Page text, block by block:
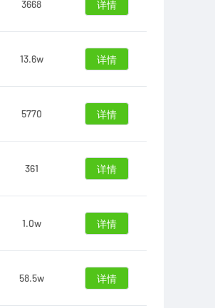
3668 详情
13.6w 详情
5770 详情
361 详情
1.0w 详情
58.5w 详情